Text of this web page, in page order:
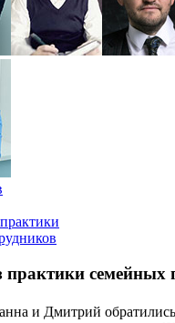
практики семейных
и Дмитрий